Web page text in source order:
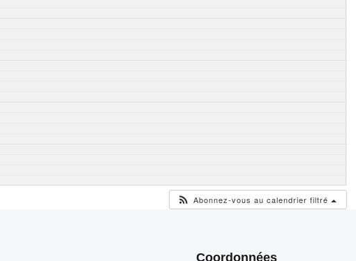
Abonnez-vous au calendrier filtré
Coordonnées